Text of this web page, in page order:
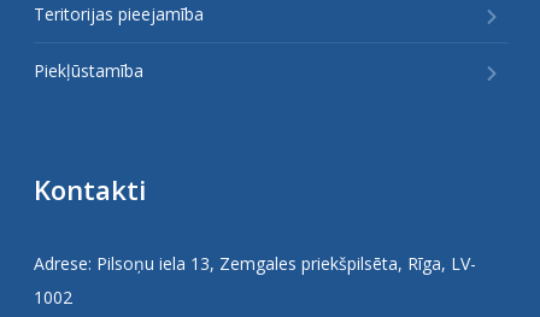
Teritorijas pieejamība
Piekļūstamība
Kontakti
Adrese: Pilsoņu iela 13, Zemgales priekšpilsēta, Rīga, LV-
1002